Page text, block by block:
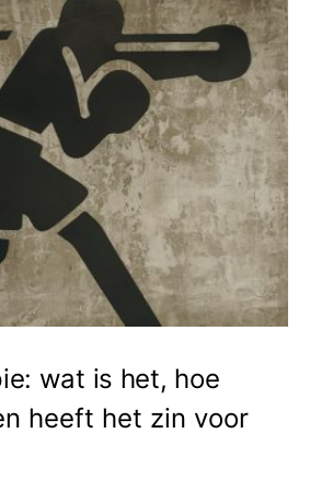
wat is het, hoe
heeft het zin voor